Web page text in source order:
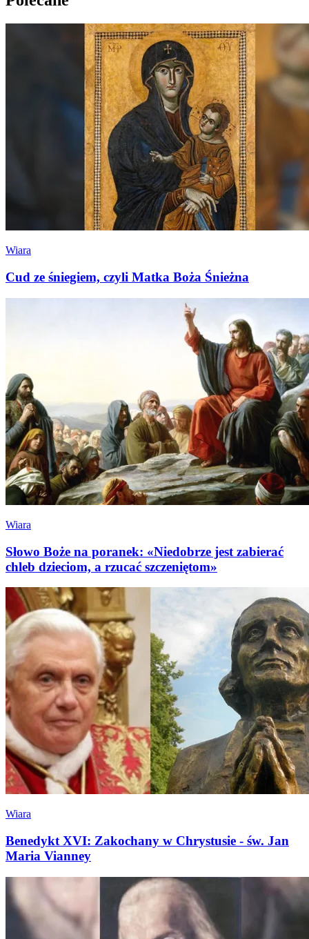
Wiara
Cud ze śniegiem, czyli Matka Boża Śnieżna
Wiara
Słowo Boże na poranek: «Niedobrze jest zabierać
chleb dzieciom, a rzucać szczeniętom»
Wiara
Benedykt XVI: Zakochany w Chrystusie - św. Jan
Maria Vianney